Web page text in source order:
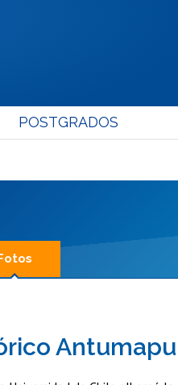
POSTGRADOS
Antumapu